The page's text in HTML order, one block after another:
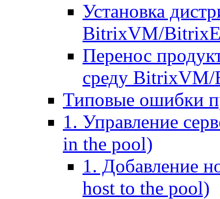
Установка
BitrixVM/
Перенос
среду
Типовые ошибки
1. Управление
in the pool)
1. Добавление
host to the pool)